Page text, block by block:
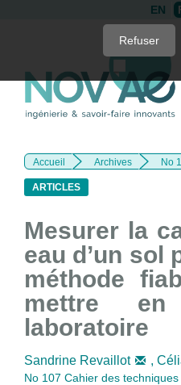
page
content
Navigation
Main
Content
EN
Accueil Archives No
ARTICLES
Mesurer la
eau d’un sol
méthode
mettre
laboratoire
Sandrine Revaillot ,
No 107 Cahier des
Refuser